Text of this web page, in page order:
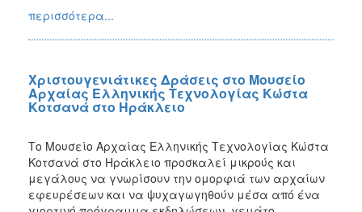
περισσότερα...
Χριστουγενιάτικες Δράσεις στο Μουσείο
Αρχαίας Ελληνικής Τεχνολογίας Κώστα
Κοτσανά στο Ηράκλειο
Το Μουσείο Αρχαίας Ελληνικής Τεχνολογίας Κώστα
Κοτσανά στο Ηράκλειο προσκαλεί μικρούς και
μεγάλους να γνωρίσουν την ομορφιά των αρχαίων
εφευρέσεων και να ψυχαγωγηθούν μέσα από ένα